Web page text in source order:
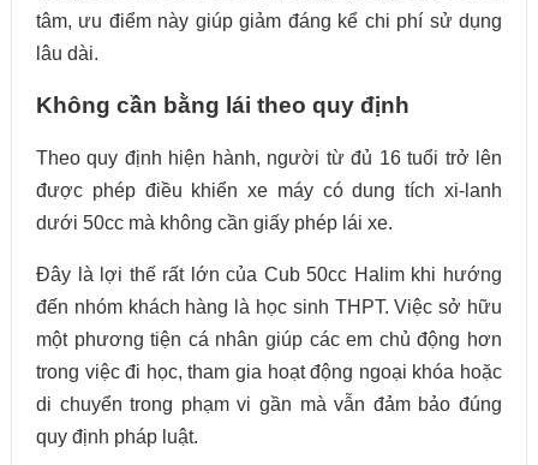
tâm, ưu điểm này giúp giảm đáng kể chi phí sử dụng
lâu dài.
Không cần bằng lái theo quy định
Theo quy định hiện hành, người từ đủ 16 tuổi trở lên
được phép điều khiển xe máy có dung tích xi-lanh
dưới 50cc mà không cần giấy phép lái xe.
Đây là lợi thế rất lớn của Cub 50cc Halim khi hướng
đến nhóm khách hàng là học sinh THPT. Việc sở hữu
một phương tiện cá nhân giúp các em chủ động hơn
trong việc đi học, tham gia hoạt động ngoại khóa hoặc
di chuyển trong phạm vi gần mà vẫn đảm bảo đúng
quy định pháp luật.